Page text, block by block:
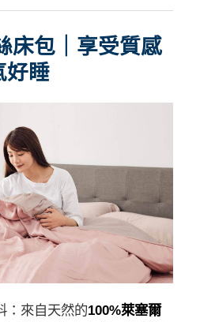
床包｜享受質感
好睡
：來自天然的100%萊塞爾